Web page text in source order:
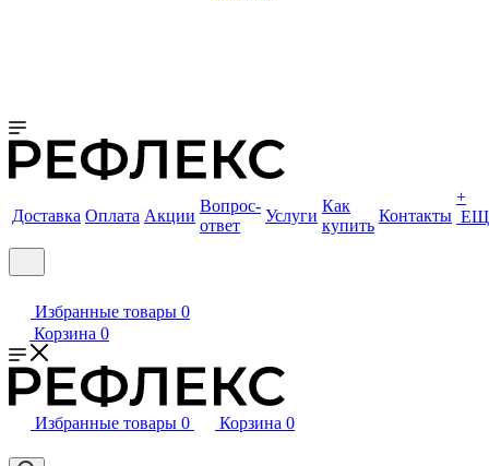
Доставка Оплата Акции
Вопрос-
ответ
Услуги
Как
купить
Контакты
+
Избранные товары 0
Корзина 0
Избранные товары 0 Корзина 0